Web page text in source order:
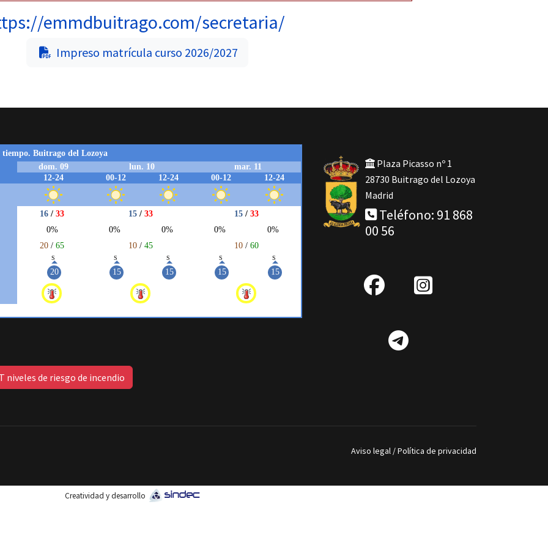
emmdbuitrago.com/secretaria/
Impreso matrícula curso 2026/2027
niveles de riesgo de incendio
Plaza Picasso nº 1
28730 Buitrago del Lozoya
Madrid
Teléfono: 91 868
00 56
fab
facebook
IG
Telegram
Aviso legal /Política de privacidad
Creatividad y desarrollo